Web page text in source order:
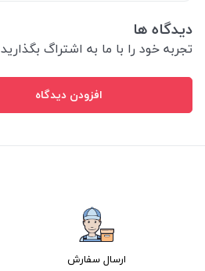
دیدگاه ها
تجربه خود را با ما به اشتراگ بگذارید
افزودن دیدگاه
ارسال سفارش